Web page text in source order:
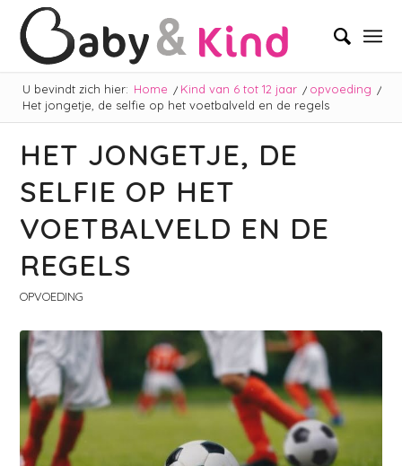
U bevindt zich hier: Home / Kind van 6 tot 12 jaar / opvoeding /
Het jongetje, de selfie op het voetbalveld en de regels
HET JONGETJE, DE
SELFIE OP HET
VOETBALVELD EN DE
REGELS
OPVOEDING